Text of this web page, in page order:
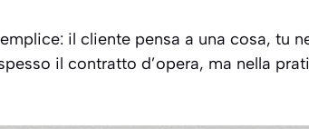
il cliente pensa a una cosa, tu
il contratto d’opera, ma nella